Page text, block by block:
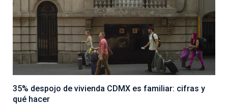
35% despojo de vivienda CDMX es familiar: cifras y
qué hacer